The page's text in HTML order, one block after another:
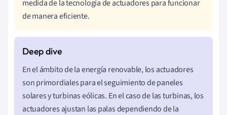
medida de la tecnología de actuadores para funcionar
de manera eficiente.
En el ámbito de la energía renovable, los actuadores
son primordiales para el seguimiento de paneles
solares y turbinas eólicas. En el caso de las turbinas, los
actuadores ajustan las palas dependiendo de la